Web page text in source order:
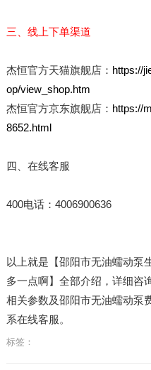
三、线上下单渠道
杰恒官方天猫旗舰店： https://
op/view_shop.htm
杰恒官方京东旗舰店： https://
8652.html
四、在线客服
400电话：4006900636
以上就是【邵阳市无油蠕动泵
多一点啊】全部介绍，详细咨
相关参数及邵阳市无油蠕动泵
系在线客服。
标签：